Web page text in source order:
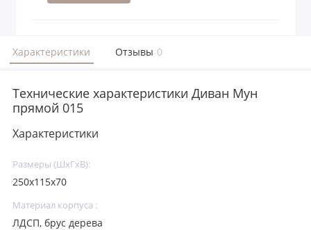
Характеристики Отзывы 0
Технические характеристики Диван Мун
прямой 015
Характеристики
Размеры (ШхГхВ):
250х115х70
Материал корпуса :
ЛДСП, брус дерева